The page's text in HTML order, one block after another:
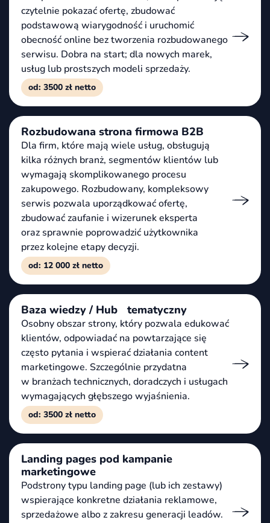
czytelnie pokazać ofertę, zbudować
podstawową wiarygodność i uruchomić
obecność online bez tworzenia rozbudowanego
serwisu. Dobra na start; dla nowych marek,
usług lub prostszych modeli sprzedaży.
od: 3500 zł netto
Rozbudowana strona firmowa B2B
Dla firm, które mają wiele usług, obsługują
kilka różnych branż, segmentów klientów lub
wymagają skomplikowanego procesu
zakupowego. Rozbudowany, kompleksowy
serwis pozwala uporządkować ofertę,
zbudować zaufanie i wizerunek eksperta
oraz sprawnie poprowadzić użytkownika
przez kolejne etapy decyzji.
od: 12 000 zł netto
Baza wiedzy / Hub tematyczny
Osobny obszar strony, który pozwala edukować
klientów, odpowiadać na powtarzające się
często pytania i wspierać działania content
marketingowe. Szczególnie przydatna
w branżach technicznych, doradczych i usługach
wymagających głębszego wyjaśnienia.
od: 3500 zł netto
Landing pages pod kampanie
marketingowe
Podstrony typu landing page (lub ich zestawy)
wspierające konkretne działania reklamowe,
sprzedażowe albo z zakresu generacji leadów.